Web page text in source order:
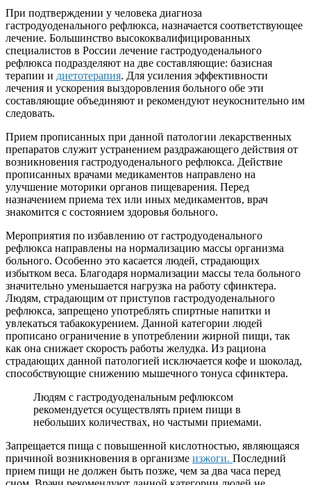
При подтверждении у человека диагноза
гастродуоденального рефлюкса, назначается соответствующее
лечение. Большинство высококвалифицированных
специалистов в России лечение гастродуоденального
рефлюкса подразделяют на две составляющие: базисная
терапии и диетотерапия. Для усиления эффективности
лечения и ускорения выздоровления больного обе эти
составляющие объединяют и рекомендуют неукоснительно им
следовать.
Прием прописанных при данной патологии лекарственных
препаратов служит устранением раздражающего действия от
возникновения гастродуоденального рефлюкса. Действие
прописанных врачами медикаментов направлено на
улучшение моторики органов пищеварения. Перед
назначением приема тех или иных медикаментов, врач
знакомится с состоянием здоровья больного.
Мероприятия по избавлению от гастродуоденального
рефлюкса направлены на нормализацию массы организма
больного. Особенно это касается людей, страдающих
избытком веса. Благодаря нормализации массы тела больного
значительно уменьшается нагрузка на работу сфинктера.
Людям, страдающим от приступов гастродуоденального
рефлюкса, запрещено употреблять спиртные напитки и
увлекаться табакокурением. Данной категории людей
прописано ограничение в употреблении жирной пищи, так
как она снижает скорость работы желудка. Из рациона
страдающих данной патологией исключается кофе и шоколад,
способствующие снижению мышечного тонуса сфинктера.
Людям с гастродуоденальным рефлюксом
рекомендуется осуществлять прием пищи в
небольших количествах, но частыми приемами.
Запрещается пища с повышенной кислотностью, являющаяся
причиной возникновения в организме изжоги. Последний
прием пищи не должен быть позже, чем за два часа перед